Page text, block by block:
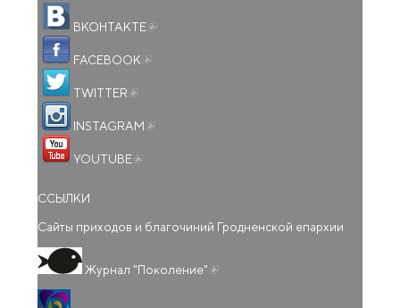
ВКОНТАКТЕ
FACEBOOK
TWITTER
INSTAGRAM
YOUTUBE
ССЫЛКИ
Сайты приходов и благочиний Гродненской епархии
Журнал "Поколение"